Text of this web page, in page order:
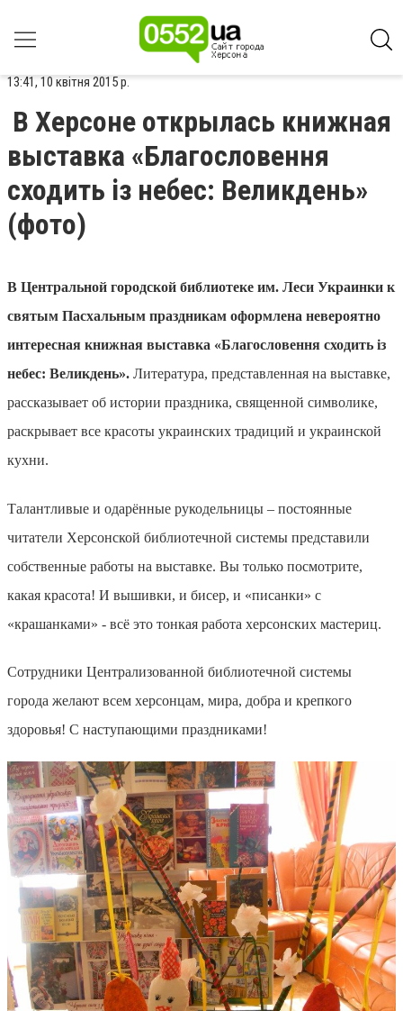
13:41, 10 квітня 2015 р.
В Херсоне открылась книжная
выставка «Благословення
сходить із небес: Великдень»
(фото)
В Центральной городской библиотеке им. Леси Украинки к
святым Пасхальным праздникам оформлена невероятно
интересная книжная выставка «Благословення сходить із
небес: Великдень». Литература, представленная на выставке,
рассказывает об истории праздника, священной символике,
раскрывает все красоты украинских традиций и украинской
кухни.
Талантливые и одарённые рукодельницы – постоянные
читатели Херсонской библиотечной системы представили
собственные работы на выставке. Вы только посмотрите,
какая красота! И вышивки, и бисер, и «писанки» с
«крашанками» - всё это тонкая работа херсонских мастериц.
Сотрудники Централизованной библиотечной системы
города желают всем херсонцам, мира, добра и крепкого
здоровья! С наступающими праздниками!